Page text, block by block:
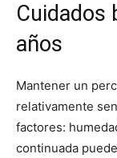
Cuidados
años
Mantener un
relativamente
factores:
continuada